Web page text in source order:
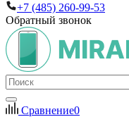
+7 (485) 260-99-53
Обратный звонок
Сравнение0